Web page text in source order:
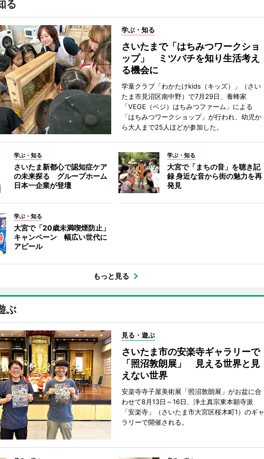
る
学ぶ・知る
さいたまで「はちみつワークショ
ップ」 ミツバチを知り生活考え
る機会に
学童クラブ「わかたけkids（キッズ）」（さい
たま市見沼区南中野）で7月29日、養蜂家
「VEGE（ベジ）はちみつファーム」による
「はちみつワークショップ」が行われ、幼児か
ら大人まで25人ほどが参加した。
学ぶ・知る
さいたま新都心で認知症ケア
の未来探る グループホーム
日本一企業が登壇
学ぶ・知る
大宮で「まちの音」を聴き記
録 身近な音から街の魅力を再
発見
学ぶ・知る
大宮で「20歳未満喫煙防止」
キャンペーン 幅広い世代に
アピール
もっと見る
ぶ
見る・遊ぶ
さいたま市の安楽寺ギャラリーで
「照沼敦朗展」 見える世界と見
えない世界
安楽寺寺子屋美術展「照沼敦朗展」がお盆に合
わせて8月13日～16日、浄土真宗東本願寺派
「安楽寺」（さいたま市大宮区桜木町1）のギャ
ラリーで開催される。